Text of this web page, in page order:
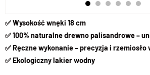
✅ Wysokość wnęki 18 cm
✅ 100% naturalne drewno palisandrowe –
✅ Ręczne wykonanie – precyzja i rzemiosło
✅ Ekologiczny lakier wodny